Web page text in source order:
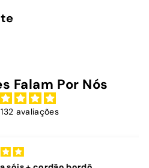
Falam Por Nós
avaliações